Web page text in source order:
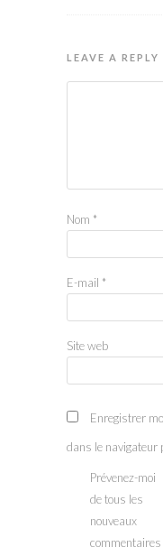
LEAVE A REPLY
Nom *
E-mail *
Site web
Enregistrer
dans le navigateur
Prévenez-moi
de tous les
nouveaux
commentaires